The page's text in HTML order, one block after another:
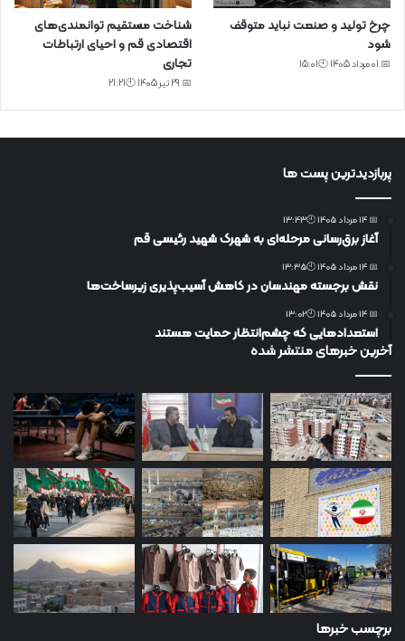
چرخ تولید و صنعت نباید متوقف
شود
📅 01 مرداد 1405 🕙15:01
شناخت مستقیم توانمندی‌های
اقتصادی قم و احیای ارتباطات
تجاری
📅 29 تیر 1405 🕙21:21
پربازدیدترین پست ها
📅 14 مرداد 1405 🕙13:43
آغاز برق‌رسانی مرحله‌ای به شهرک شهید رئیسی قم
📅 14 مرداد 1405 🕙13:35
نقش برجسته مهندسان در کاهش آسیب‌پذیری زیرساخت‌ها
📅 14 مرداد 1405 🕙13:02
استعدادهایی که چشم‌انتظار حمایت هستند
آخرین خبرهای منتشر شده
برچسب خبرها